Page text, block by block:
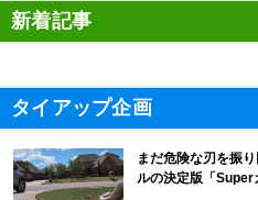
新着記事
タイアップ企画
まだ危険な刃を振
ルの決定版「Super